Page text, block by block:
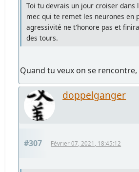
Toi tu devrais un jour croiser dans
mec qui te remet les neurones en
agressivité ne t'honore pas et
des tours.
Quand tu veux on se
doppelganger
#307 Février 07, 2021, 18:45:12